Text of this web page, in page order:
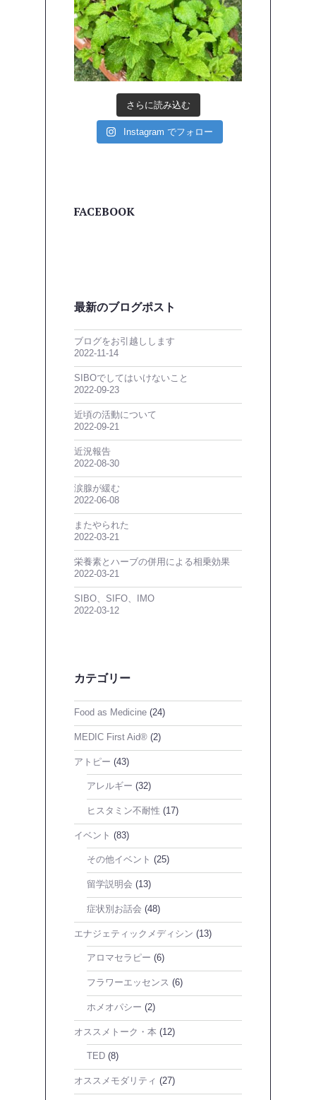
さらに読み込む
Instagram でフォロー
FACEBOOK
最新のブログポスト
ブログをお引越しします
2022-11-14
SIBOでしてはいけないこと
2022-09-23
近頃の活動について
2022-09-21
近況報告
2022-08-30
涙腺が緩む
2022-06-08
またやられた
2022-03-21
栄養素とハーブの併用による相乗効果
2022-03-21
SIBO、SIFO、IMO
2022-03-12
カテゴリー
Food as Medicine (24)
MEDIC First Aid® (2)
アトピー (43)
アレルギー (32)
ヒスタミン不耐性 (17)
イベント (83)
その他イベント (25)
留学説明会 (13)
症状別お話会 (48)
エナジェティックメディシン (13)
アロマセラピー (6)
フラワーエッセンス (6)
ホメオパシー (2)
オススメトーク・本 (12)
TED (8)
オススメモダリティ (27)